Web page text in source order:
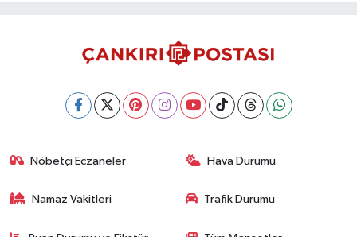
Nöbetçi Eczaneler Hava Durumu
Namaz Vakitleri Trafik Durumu